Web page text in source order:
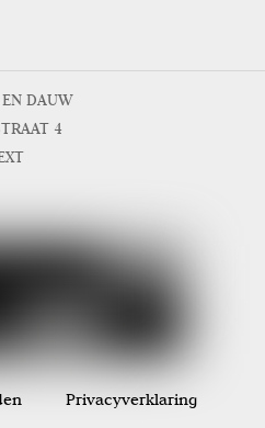
DAUW
4
Privacyverklaring